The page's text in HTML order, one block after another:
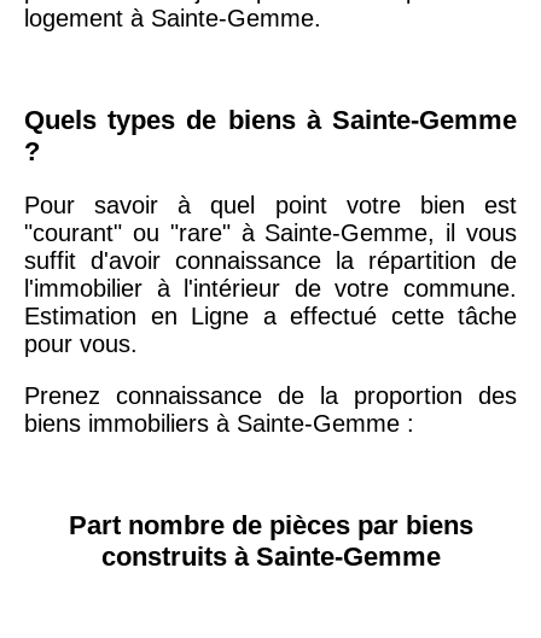
19ème
arrondissement
9 231 € 10 415 €
51100 - Reims 3 036 € 2 667 €
75013 -Paris
13ème
arrondissement
10 073 € 11 085 €
76600 - Le Havre 2 455 € 2 453 €
Étienne
logement à Sainte-Gemme.
Quels types de biens à Sainte-Gemme
?
Pour savoir à quel point votre bien est
"courant" ou "rare" à Sainte-Gemme, il vous
suffit d'avoir connaissance la répartition de
l'immobilier à l'intérieur de votre commune.
Estimation en Ligne a effectué cette tâche
pour vous.
Prenez connaissance de la proportion des
biens immobiliers à Sainte-Gemme :
Part nombre de pièces par biens
construits à Sainte-Gemme